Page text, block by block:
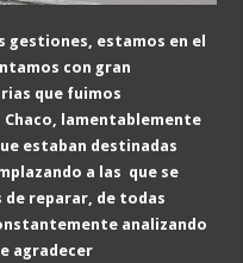
gestiones, estamos en el
con gran
que fuimos
lamentablemente
estaban destinadas
a las que se
de reparar, de todas
analizando
agradecer